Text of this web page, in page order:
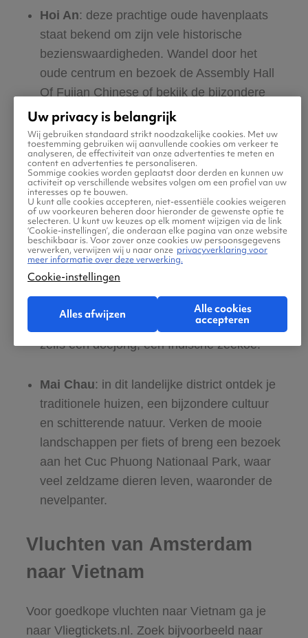
Hoi An: deze prachtige oude havenplaats
staat bekend om zijn vele historische
bezienswaardigheden. Wandel door het
oude centrum en bezoek de Assembly Hall
Of Fujian Chinese of bekijk de bijzondere
brug Chùa Cầu. Vanuit Hoi An ga je
bovendien eenvoudig naar My Son, een
eeuwenoud tempelcomplex.
Con Dao: als je wilt genieten van een
eilandvakantie zijn er meerdere opties in
Vietnam. Veel reizigers gaan naar de
paradijselijke stranden van Phu Quoc, maar
Con Dao is ook een erg goede keuze. Op
deze groene eilanden maak je prachtige
wandelingen door de jungle of verken je het
bijzondere zeeleven. Met wat geluk spot je
zelfs een doejong, een Indische zeekoe.
Mai Chau: in dit landelijke district ontdek je
traditionele huizen, een bijzondere cultuur
en schitterende natuur. Verken de mooie
landschappen per fiets of breng een bezoek
aan het Cuc Phuong Nationaal Park, waar
veel zeldzame dieren leven, waaronder de
nevelpanter.
Vluchten van Amsterdam
naar Vietnam
Voor goedkope vluchten naar Vietnam ga je
naar Vliegtickets.nl. Zoek bijvoorbeeld naar
Uw privacy is belangrijk
Wij gebruiken standaard strikt noodzakelijke cookies. Met uw
toestemming gebruiken wij aanvullende cookies om verkeer te
analyseren, de effectiviteit van onze advertenties te meten en
content en advertenties te personaliseren.
Sommige cookies worden geplaatst door derden en kunnen uw
activiteit op verschillende websites volgen om een profiel van uw
interesses op te bouwen.
U kunt alle cookies accepteren, niet-essentiële cookies weigeren
of uw voorkeuren beheren door hieronder de gewenste optie te
selecteren. U kunt uw keuzes op elk moment wijzigen via de link
‘Cookie-instellingen’, die onderaan elke pagina van onze website
beschikbaar is. Voor zover onze cookies uw persoonsgegevens
verwerken, verwijzen wij u naar onze privacyverklaring voor
meer informatie over deze verwerking.
Cookie-instellingen
Alles afwijzen
Alle cookies
accepteren